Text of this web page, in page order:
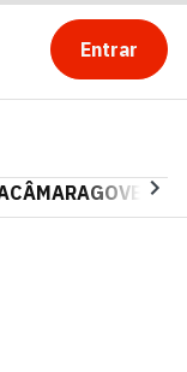
Entrar
CÂMARAGOVERNO